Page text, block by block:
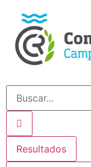
Resultados